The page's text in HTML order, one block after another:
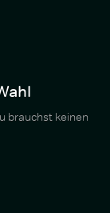
brauchst keinen